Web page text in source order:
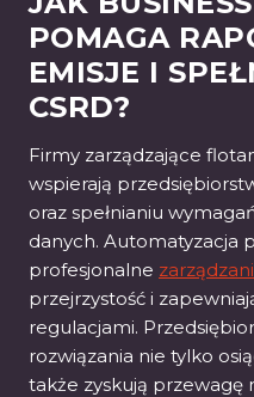
POMAGA
EMISJE I
CSRD?
Firmy zarządzające
wspierają
oraz spełnianiu
danych. Automatyzacja
profesjonalne
przejrzystość i
regulacjami.
rozwiązania nie tylko
także zyskują przewagę